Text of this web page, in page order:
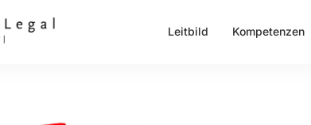
Leitbild Kompetenzen